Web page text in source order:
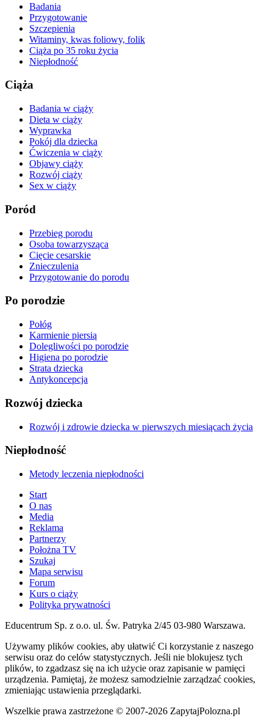
Badania
Przygotowanie
Szczepienia
Witaminy, kwas foliowy, folik
Ciąża po 35 roku życia
Niepłodność
Ciąża
Badania w ciąży
Dieta w ciąży
Wyprawka
Pokój dla dziecka
Ćwiczenia w ciąży
Objawy ciąży
Rozwój ciąży
Sex w ciąży
Poród
Przebieg porodu
Osoba towarzysząca
Cięcie cesarskie
Znieczulenia
Przygotowanie do porodu
Po porodzie
Połóg
Karmienie piersią
Dolegliwości po porodzie
Higiena po porodzie
Strata dziecka
Antykoncepcja
Rozwój dziecka
Rozwój i zdrowie dziecka w pierwszych miesiącach życia
Niepłodność
Metody leczenia niepłodności
Start
O nas
Media
Reklama
Partnerzy
Położna TV
Szukaj
Mapa serwisu
Forum
Kurs o ciąży
Polityka prywatności
Educentrum Sp. z o.o. ul. Św. Patryka 2/45 03-980 Warszawa.
Używamy plików cookies, aby ułatwić Ci korzystanie z naszego
serwisu oraz do celów statystycznych. Jeśli nie blokujesz tych
plików, to zgadzasz się na ich użycie oraz zapisanie w pamięci
urządzenia. Pamiętaj, że możesz samodzielnie zarządzać cookies,
zmieniając ustawienia przeglądarki.
Wszelkie prawa zastrzeżone © 2007-2026 ZapytajPolozna.pl